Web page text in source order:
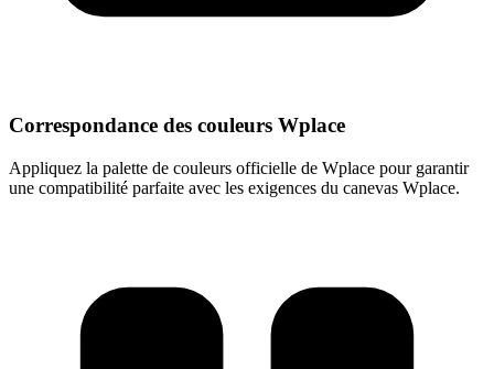
Correspondance des couleurs Wplace
Appliquez la palette de couleurs officielle de Wplace pour garantir
une compatibilité parfaite avec les exigences du canevas Wplace.